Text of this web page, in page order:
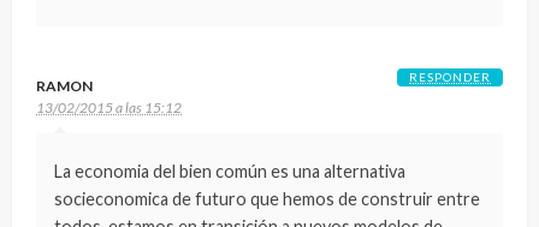
RAMON
13/02/2015 a las 15:12
La economia del bien común es una alternativa
socieconomica de futuro que hemos de construir entre
RESPONDER